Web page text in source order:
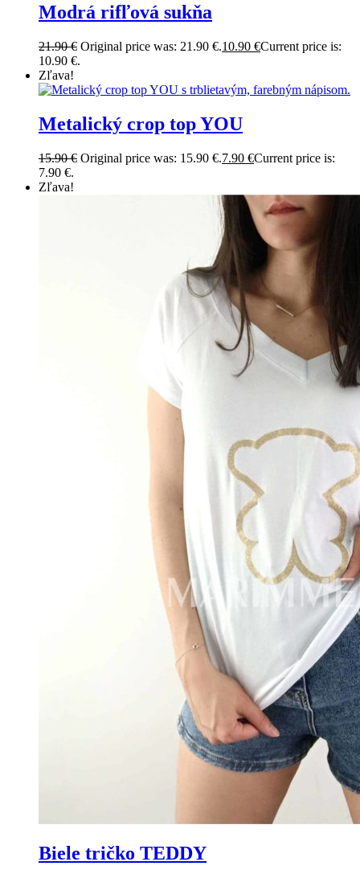
Modrá rifľová sukňa
21.90€ Original price was: 21.90 €.10.90 €Current price is:
10.90 €.
Zľava!
Metalický crop top YOU
15.90€ Original price was: 15.90 €.7.90 €Current price is:
7.90 €.
Zľava!
Biele tričko TEDDY